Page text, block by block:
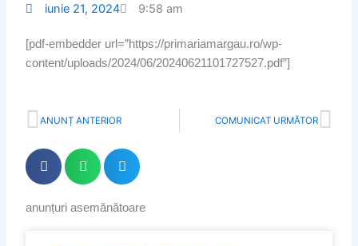
iunie 21, 2024 9:58 am
[pdf-embedder url=”https://primariamargau.ro/wp-
content/uploads/2024/06/20240621101727527.pdf”]
Prev
ANUNȚ ANTERIOR COMUNICAT URMĂTOR
anunțuri asemănătoare